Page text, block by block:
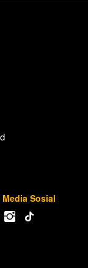
Media Sosial